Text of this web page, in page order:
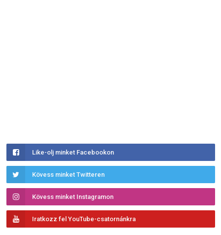
Like-olj minket Facebookon
Kövess minket Twitteren
Kövess minket Instagramon
Iratkozz fel YouTube-csatornánkra